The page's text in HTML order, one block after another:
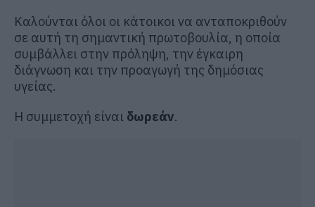
Καλούνται όλοι οι κάτοικοι να ανταποκριθούν
σε αυτή τη σημαντική πρωτοβουλία, η οποία
συμβάλλει στην πρόληψη, την έγκαιρη
διάγνωση και την προαγωγή της δημόσιας
υγείας.
Η συμμετοχή είναι δωρεάν.